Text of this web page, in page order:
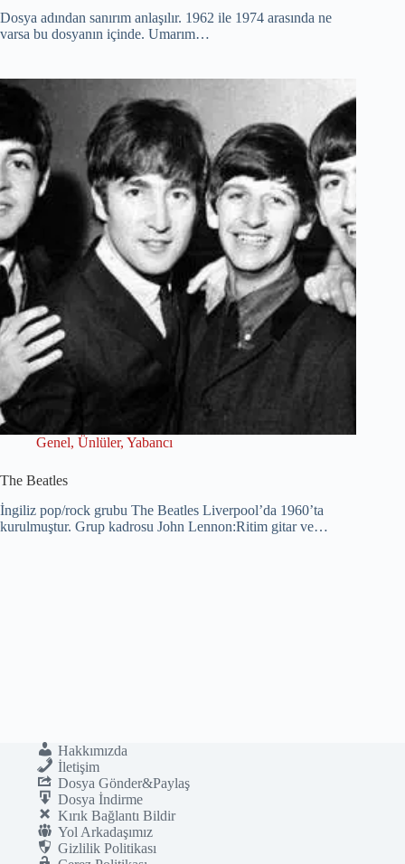
Dosya adından sanırım anlaşılır. 1962 ile 1974 arasında ne
varsa bu dosyanın içinde. Umarım…
Genel, Ünlüler, Yabancı
The Beatles
İngiliz pop/rock grubu The Beatles Liverpool’da 1960’ta
kurulmuştur. Grup kadrosu John Lennon:Ritim gitar ve…
Hakkımızda
İletişim
Dosya Gönder&Paylaş
Dosya İndirme
Kırık Bağlantı Bildir
Yol Arkadaşımız
Gizlilik Politikası